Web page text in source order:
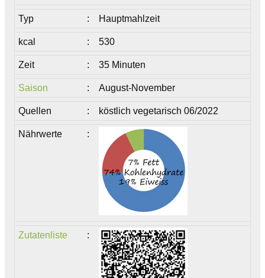
Typ : Hauptmahlzeit
kcal : 530
Zeit : 35 Minuten
Saison : August-November
Quellen : köstlich vegetarisch 06/2022
Nährwerte :
Zutatenliste :